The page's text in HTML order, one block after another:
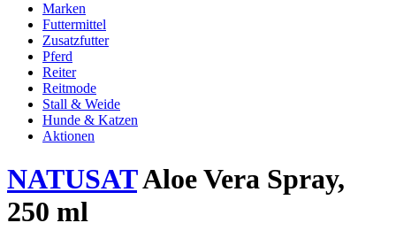
Marken
Futtermittel
Zusatzfutter
Pferd
Reiter
Reitmode
Stall & Weide
Hunde & Katzen
Aktionen
NATUSATAloe Vera Spray,
250 ml